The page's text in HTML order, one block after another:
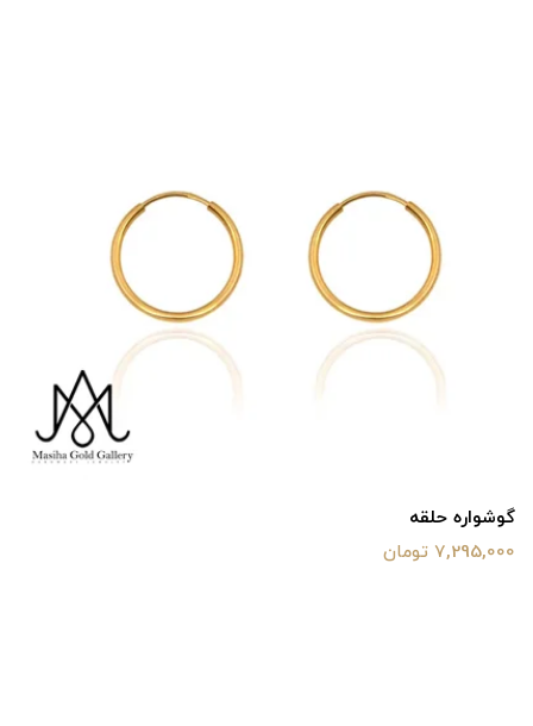
گوشواره حلقه
7,295,000 تومان